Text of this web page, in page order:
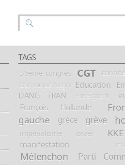
TAGS
36ème congrès CGT
Dominique Negri Education
DANG TRAN
enseignant
François Hollande
gauche
grèce grève
impérialisme israël KKE
manifestation
Mélenchon Parti